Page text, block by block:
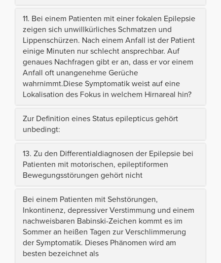
11. Bei einem Patienten mit einer fokalen Epilepsie
zeigen sich unwillkürliches Schmatzen und
Lippenschürzen. Nach einem Anfall ist der Patient
einige Minuten nur schlecht ansprechbar. Auf
genaues Nachfragen gibt er an, dass er vor einem
Anfall oft unangenehme Gerüche
wahrnimmt.Diese Symptomatik weist auf eine
Lokalisation des Fokus in welchem Hirnareal hin?
Zur Definition eines Status epilepticus gehört
unbedingt:
13. Zu den Differentialdiagnosen der Epilepsie bei
Patienten mit motorischen, epileptiformen
Bewegungsstörungen gehört nicht
Bei einem Patienten mit Sehstörungen,
Inkontinenz, depressiver Verstimmung und einem
nachweisbaren Babinski-Zeichen kommt es im
Sommer an heißen Tagen zur Verschlimmerung
der Symptomatik. Dieses Phänomen wird am
besten bezeichnet als